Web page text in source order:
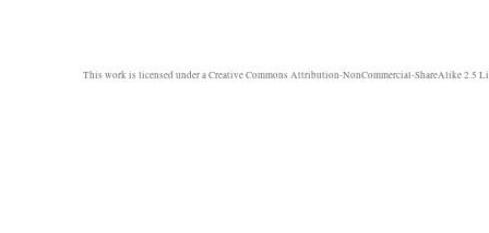
This work is licensed under aCreative Commons Attribution-NonCommercial-ShareAlike 2.5